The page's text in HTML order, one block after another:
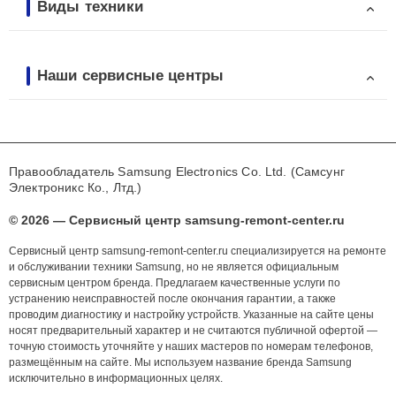
Виды техники
Наши сервисные центры
Правообладатель Samsung Electronics Co. Ltd. (Самсунг
Электроникс Ко., Лтд.)
© 2026 — Сервисный центр samsung-remont-center.ru
Сервисный центр samsung-remont-center.ru специализируется на ремонте
и обслуживании техники Samsung, но не является официальным
сервисным центром бренда. Предлагаем качественные услуги по
устранению неисправностей после окончания гарантии, а также
проводим диагностику и настройку устройств. Указанные на сайте цены
носят предварительный характер и не считаются публичной офертой —
точную стоимость уточняйте у наших мастеров по номерам телефонов,
размещённым на сайте. Мы используем название бренда Samsung
исключительно в информационных целях.